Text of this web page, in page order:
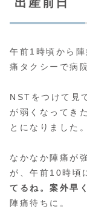
出産前日
午前1時頃から
痛タクシーで病
NSTをつけて見
が弱くなってき
とになりました。
なかなか陣痛が
が、午前10時頃
てるね。案外早
陣痛待ちに。